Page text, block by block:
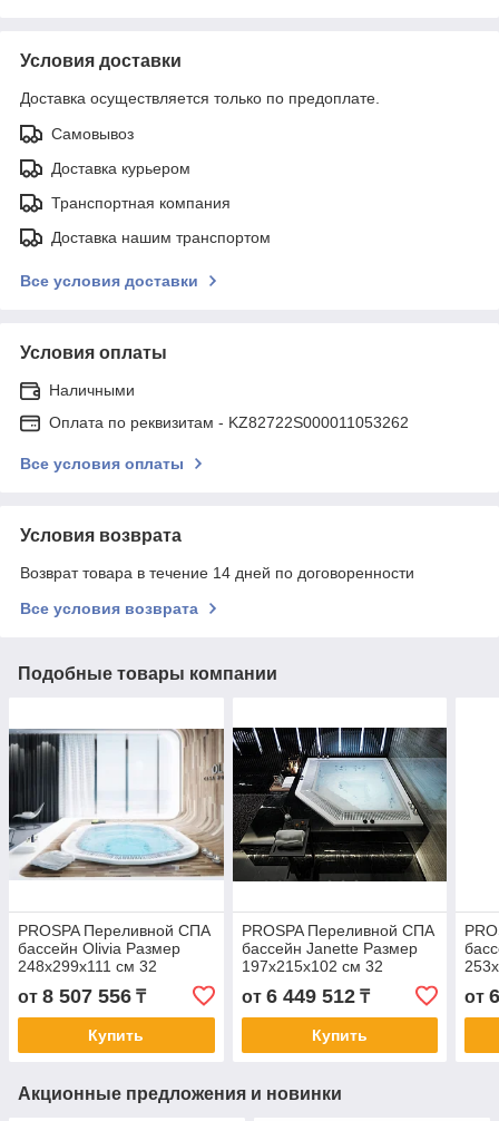
Условия доставки
Доставка осуществляется только по предоплате.
Самовывоз
Доставка курьером
Транспортная компания
Доставка нашим транспортом
Все условия доставки
Условия оплаты
Наличными
Оплата по реквизитам - KZ82722S000011053262
Все условия оплаты
Условия возврата
Возврат товара в течение 14 дней по договоренности
Все условия возврата
Подобные товары компании
PROSPA Переливной СПА
бассейн Olivia Размер
248x299х111 см 32
форсунки с обвязкой
от 8 507 556 ₸
Купить
PROSPA Переливной СПА
бассейн Janette Размер
197x215х102 см 32
форсунки с обвязкой
от 6 449 512₸
Купить
от
Акционные предложения и новинки